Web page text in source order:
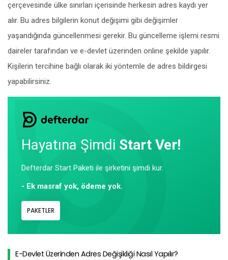
çerçevesinde ülke sınırları içerisinde herkesin adres kaydı yer
alır. Bu adres bilgilerin konut değişimi gibi değişimler
yaşandığında güncellenmesi gerekir. Bu güncelleme işlemi resmi
daireler tarafından ve e-devlet üzerinden online şekilde yapılır.
Kişilerin tercihine bağlı olarak iki yöntemle de adres bildirgesi
yapabilirsiniz.
Hayatına Şimdi Start Ver!
Defterdar Start Paketi ile şirketini şimdi kur.
- Ek masraf yok, ödeme yok.
PAKETLER
E-Devlet Üzerinden Adres Değişikliği Nasıl Yapılır?